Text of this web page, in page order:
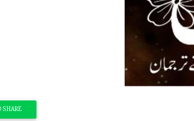
SHARE